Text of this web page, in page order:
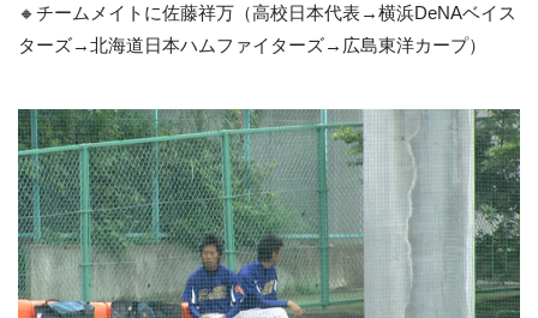
🔸チームメイトに佐藤祥万（高校日本代表→横浜DeNAベイス
ターズ→北海道日本ハムファイターズ→広島東洋カープ）